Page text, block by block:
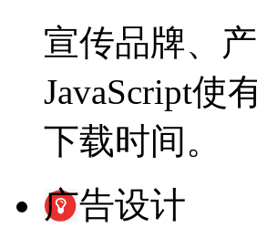
宣传品牌、
JavaScript使
下载时间。
广告设计